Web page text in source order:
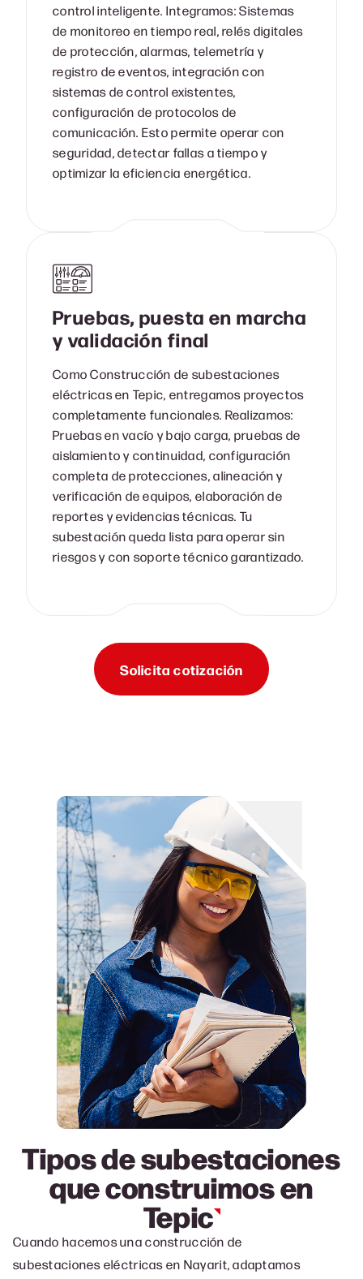
control inteligente. Integramos: Sistemas
de monitoreo en tiempo real, relés digitales
de protección, alarmas, telemetría y
registro de eventos, integración con
sistemas de control existentes,
configuración de protocolos de
comunicación. Esto permite operar con
seguridad, detectar fallas a tiempo y
optimizar la eficiencia energética.
Pruebas, puesta en marcha
y validación final
Como Construcción de subestaciones
eléctricas en Tepic, entregamos proyectos
completamente funcionales. Realizamos:
Pruebas en vacío y bajo carga, pruebas de
aislamiento y continuidad, configuración
completa de protecciones, alineación y
verificación de equipos, elaboración de
reportes y evidencias técnicas. Tu
subestación queda lista para operar sin
riesgos y con soporte técnico garantizado.
Solicita cotización
Tipos de subestaciones
que construimos en
Tepic
Cuando hacemos una construcción de
subestaciones eléctricas en Nayarit, adaptamos